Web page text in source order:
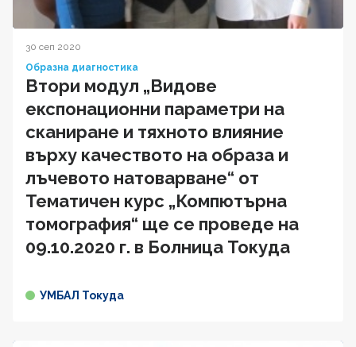
30 сеп 2020
Образна диагностика
Втори модул „Видове
експонационни параметри на
сканиране и тяхното влияние
върху качеството на образа и
лъчевото натоварване“ от
Тематичен курс „Компютърна
томография“ ще се проведе на
09.10.2020 г. в Болница Токуда
УМБАЛ Токуда